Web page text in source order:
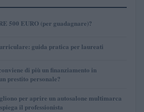
500 EURO (per guadagnare)?
guida pratica per laureati
di più un finanziamento in
prestito personale?
per aprire un autosalone multimarca
il professionista